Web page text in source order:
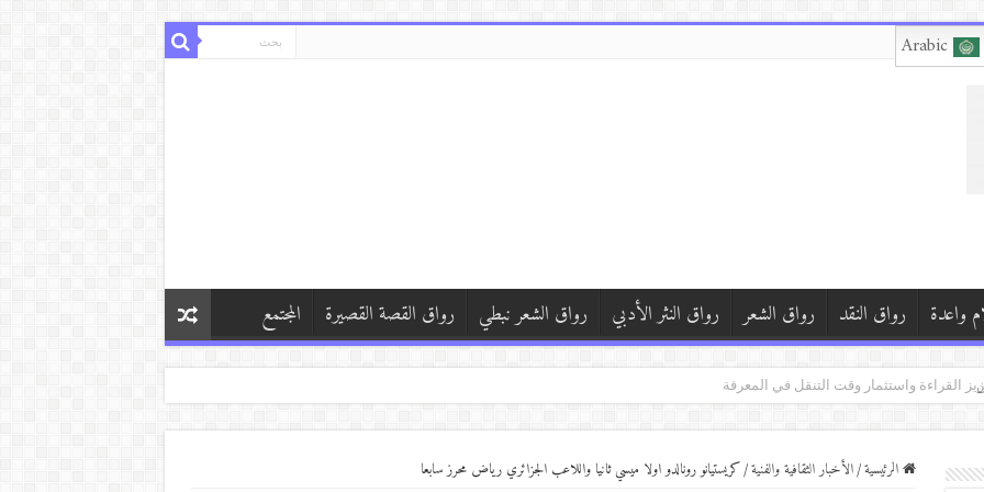
Arabic
واعدة رواق النقد رواق الشعر رواق النثر الأدبي رواق الشعر نبطي رواق القصة القصيرة المجتمع
الرئيسية/الأخبار الثقافية والفنية/كريستيانو رونالدو اولا ميسي ثانيا واللاعب الجزائري رياض محرز سابعا